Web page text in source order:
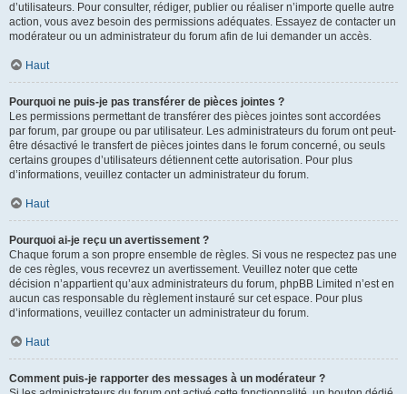
d’utilisateurs. Pour consulter, rédiger, publier ou réaliser n’importe quelle autre
action, vous avez besoin des permissions adéquates. Essayez de contacter un
modérateur ou un administrateur du forum afin de lui demander un accès.
Haut
Pourquoi ne puis-je pas transférer de pièces jointes ?
Les permissions permettant de transférer des pièces jointes sont accordées
par forum, par groupe ou par utilisateur. Les administrateurs du forum ont peut-
être désactivé le transfert de pièces jointes dans le forum concerné, ou seuls
certains groupes d’utilisateurs détiennent cette autorisation. Pour plus
d’informations, veuillez contacter un administrateur du forum.
Haut
Pourquoi ai-je reçu un avertissement ?
Chaque forum a son propre ensemble de règles. Si vous ne respectez pas une
de ces règles, vous recevrez un avertissement. Veuillez noter que cette
décision n’appartient qu’aux administrateurs du forum, phpBB Limited n’est en
aucun cas responsable du règlement instauré sur cet espace. Pour plus
d’informations, veuillez contacter un administrateur du forum.
Haut
Comment puis-je rapporter des messages à un modérateur ?